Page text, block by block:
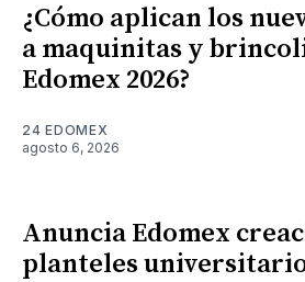
¿Cómo aplican los
a maquinitas y
Edomex 2026?
24 EDOMEX
agosto 6, 2026
Anuncia Edomex
planteles